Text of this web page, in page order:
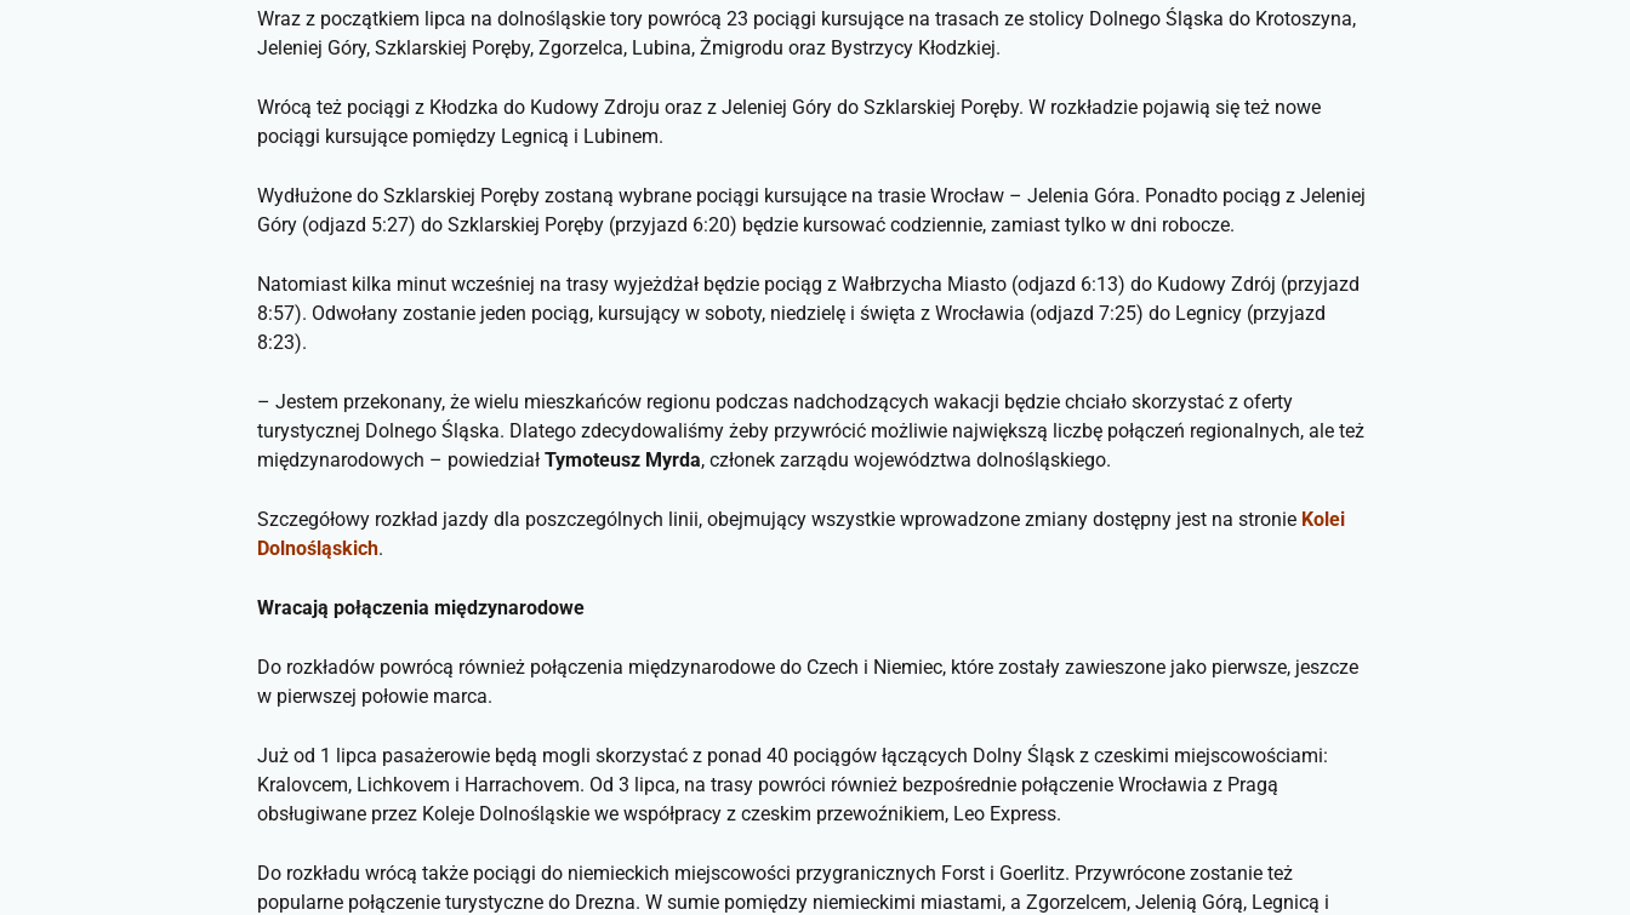
Wraz z początkiem lipca na dolnośląskie tory powrócą 23 pociągi kursujące na trasach ze stolicy Dolnego Śląska do Krotoszyna,
Jeleniej Góry, Szklarskiej Poręby, Zgorzelca, Lubina, Żmigrodu oraz Bystrzycy Kłodzkiej.
Wrócą też pociągi z Kłodzka do Kudowy Zdroju oraz z Jeleniej Góry do Szklarskiej Poręby. W rozkładzie pojawią się też nowe
pociągi kursujące pomiędzy Legnicą i Lubinem.
Wydłużone do Szklarskiej Poręby zostaną wybrane pociągi kursujące na trasie Wrocław – Jelenia Góra. Ponadto pociąg z Jeleniej
Góry (odjazd 5:27) do Szklarskiej Poręby (przyjazd 6:20) będzie kursować codziennie, zamiast tylko w dni robocze.
Natomiast kilka minut wcześniej na trasy wyjeżdżał będzie pociąg z Wałbrzycha Miasto (odjazd 6:13) do Kudowy Zdrój (przyjazd
8:57). Odwołany zostanie jeden pociąg, kursujący w soboty, niedzielę i święta z Wrocławia (odjazd 7:25) do Legnicy (przyjazd
8:23).
– Jestem przekonany, że wielu mieszkańców regionu podczas nadchodzących wakacji będzie chciało skorzystać z oferty
turystycznej Dolnego Śląska. Dlatego zdecydowaliśmy żeby przywrócić możliwie największą liczbę połączeń regionalnych, ale też
międzynarodowych – powiedział Tymoteusz Myrda, członek zarządu województwa dolnośląskiego.
Szczegółowy rozkład jazdy dla poszczególnych linii, obejmujący wszystkie wprowadzone zmiany dostępny jest na stronie Kolei
Dolnośląskich.
Wracają połączenia międzynarodowe
Do rozkładów powrócą również połączenia międzynarodowe do Czech i Niemiec, które zostały zawieszone jako pierwsze, jeszcze
w pierwszej połowie marca.
Już od 1 lipca pasażerowie będą mogli skorzystać z ponad 40 pociągów łączących Dolny Śląsk z czeskimi miejscowościami:
Kralovcem, Lichkovem i Harrachovem. Od 3 lipca, na trasy powróci również bezpośrednie połączenie Wrocławia z Pragą
obsługiwane przez Koleje Dolnośląskie we współpracy z czeskim przewoźnikiem, Leo Express.
Do rozkładu wrócą także pociągi do niemieckich miejscowości przygranicznych Forst i Goerlitz. Przywrócone zostanie też
popularne połączenie turystyczne do Drezna. W sumie pomiędzy niemieckimi miastami, a Zgorzelcem, Jelenią Górą, Legnicą i